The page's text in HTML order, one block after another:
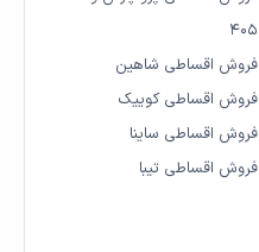
۴۰۵
فروش اقساطی شاهین
فروش اقساطی کوییک
فروش اقساطی ساینا
فروش اقساطی تیبا